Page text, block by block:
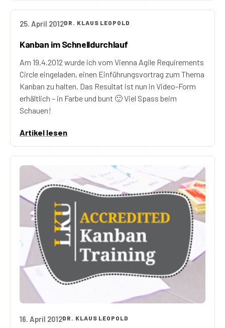
25. April 2012DR. KLAUS LEOPOLD
Kanban im Schnelldurchlauf
Am 19.4.2012 wurde ich vom Vienna Agile Requirements
Circle eingeladen, einen Einführungsvortrag zum Thema
Kanban zu halten. Das Resultat ist nun in Video-Form
erhältlich – in Farbe und bunt 🙂 Viel Spass beim
Schauen!
Artikel lesen
16. April 2012DR. KLAUS LEOPOLD